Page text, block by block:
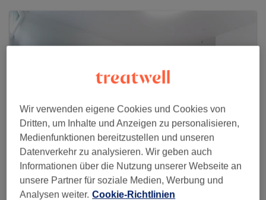
A-Plus Beauty by Anna-Diyue Xiong
Wir verwenden eigene Cookies und Cookies von
Dritten, um Inhalte und Anzeigen zu personalisieren,
Medienfunktionen bereitzustellen und unseren
Datenverkehr zu analysieren. Wir geben auch
Informationen über die Nutzung unserer Webseite an
unsere Partner für soziale Medien, Werbung und
Analysen weiter. Cookie-Richtlinien